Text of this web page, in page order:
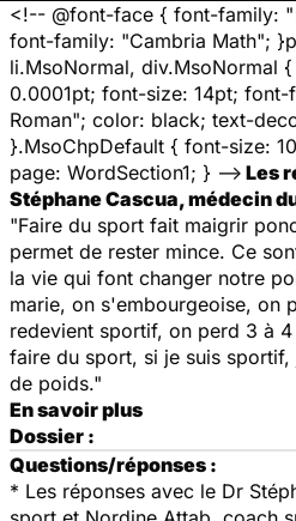
<!-- @font-face { font-family:
font-family: "Cambria Math";
li.MsoNormal, div.MsoNormal
0.0001pt; font-size: 14pt; font-
Roman"; color: black; text-
}.MsoChpDefault { font-size:
page: WordSection1; } --> Les
Stéphane Cascua, médecin
"Faire du sport fait maigrir
permet de rester mince. Ce
la vie qui font changer notre
marie, on s'embourgeoise, on
redevient sportif, on perd 3 à
faire du sport, si je suis
de poids."
En savoir plus
Dossier :
Questions/réponses :
* Les réponses avec le Dr